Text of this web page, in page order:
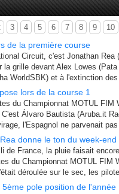
3 4 5 6 7 8 9 10
de la première course
Circuit, c'est Jonathan Rea
grille devant Alex Lowes
WorldSBK) et à l'extinction
lors de la course 1
du Championnat MOTUL FIM
Álvaro Bautista (Aruba.it
l'Espagnol ne parvenait
donne le ton du week-
de France, la pluie faisait
du Championnat MOTUL FIM
déroulée sur le sec, les
pole position de l'année